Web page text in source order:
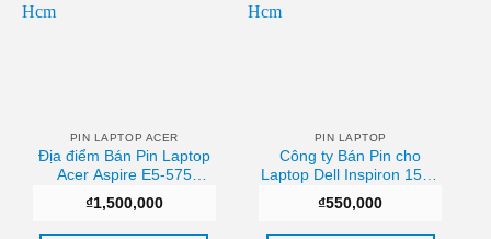
PIN LAPTOP ACER
Địa điểm Bán Pin Laptop
Acer Aspire E5-575
Giá rẻ
₫1,500,000
PIN LAPTOP
Công ty Bán Pin cho
Laptop Dell Inspiron 1525
1750 Sài gòn
₫550,000